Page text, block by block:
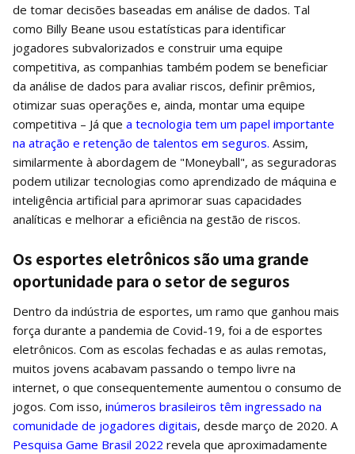
de tomar decisões baseadas em análise de dados. Tal
como Billy Beane usou estatísticas para identificar
jogadores subvalorizados e construir uma equipe
competitiva, as companhias também podem se beneficiar
da análise de dados para avaliar riscos, definir prêmios,
otimizar suas operações e, ainda, montar uma equipe
competitiva – Já que a tecnologia tem um papel importante
na atração e retenção de talentos em seguros. Assim,
similarmente à abordagem de "Moneyball", as seguradoras
podem utilizar tecnologias como aprendizado de máquina e
inteligência artificial para aprimorar suas capacidades
analíticas e melhorar a eficiência na gestão de riscos.
Os esportes eletrônicos são uma grande
oportunidade para o setor de seguros
Dentro da indústria de esportes, um ramo que ganhou mais
força durante a pandemia de Covid-19, foi a de esportes
eletrônicos. Com as escolas fechadas e as aulas remotas,
muitos jovens acabavam passando o tempo livre na
internet, o que consequentemente aumentou o consumo de
jogos. Com isso, inúmeros brasileiros têm ingressado na
comunidade de jogadores digitais, desde março de 2020. A
Pesquisa Game Brasil 2022 revela que aproximadamente